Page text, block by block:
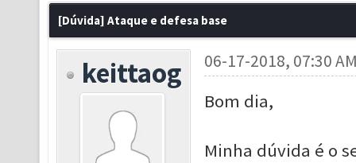
[Dúvida] Ataque e defesa base
keittaog 06-17-2018, 07:30
Bom dia,
Minha dúvida é o